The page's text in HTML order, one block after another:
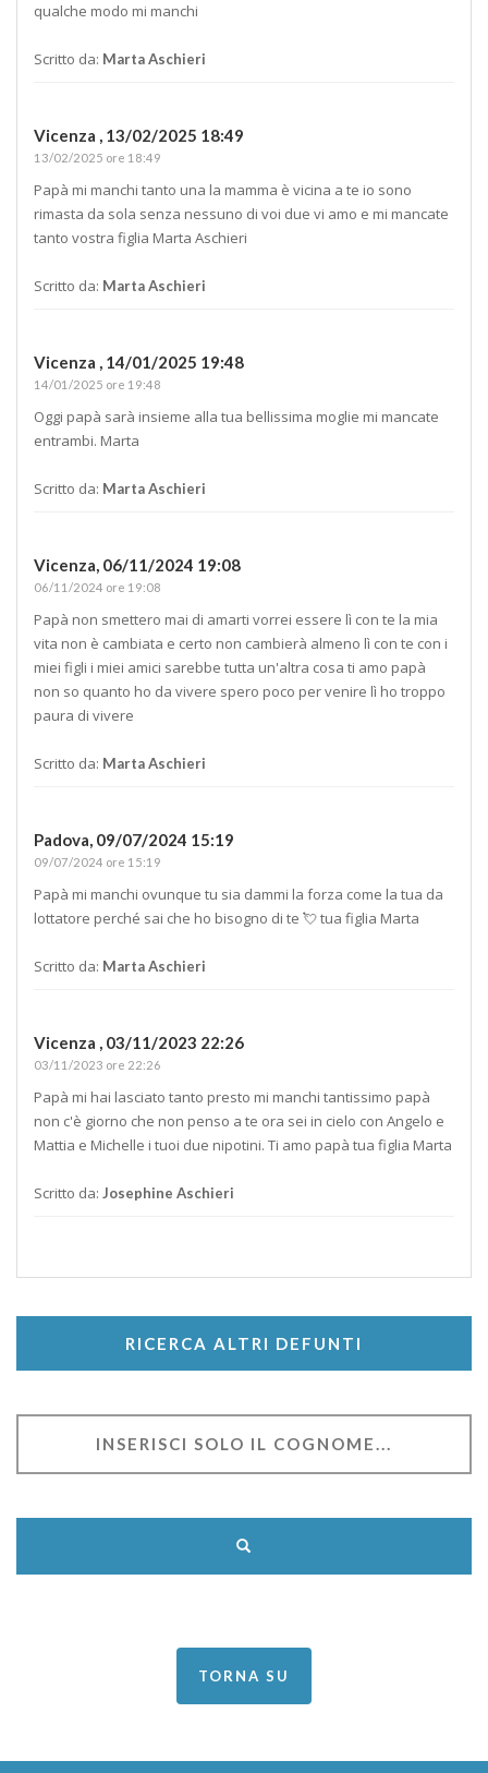
qualche modo mi manchi
Scritto da: Marta Aschieri
Vicenza , 13/02/2025 18:49
13/02/2025 ore 18:49
Papà mi manchi tanto una la mamma è vicina a te io sono
rimasta da sola senza nessuno di voi due vi amo e mi mancate
tanto vostra figlia Marta Aschieri
Scritto da: Marta Aschieri
Vicenza , 14/01/2025 19:48
14/01/2025 ore 19:48
Oggi papà sarà insieme alla tua bellissima moglie mi mancate
entrambi. Marta
Scritto da: Marta Aschieri
Vicenza, 06/11/2024 19:08
06/11/2024 ore 19:08
Papà non smettero mai di amarti vorrei essere lì con te la mia
vita non è cambiata e certo non cambierà almeno lì con te con i
miei figli i miei amici sarebbe tutta un'altra cosa ti amo papà
non so quanto ho da vivere spero poco per venire lì ho troppo
paura di vivere
Scritto da: Marta Aschieri
Padova, 09/07/2024 15:19
09/07/2024 ore 15:19
Papà mi manchi ovunque tu sia dammi la forza come la tua da
lottatore perché sai che ho bisogno di te 💘 tua figlia Marta
Scritto da: Marta Aschieri
Vicenza , 03/11/2023 22:26
03/11/2023 ore 22:26
Papà mi hai lasciato tanto presto mi manchi tantissimo papà
non c'è giorno che non penso a te ora sei in cielo con Angelo e
Mattia e Michelle i tuoi due nipotini. Ti amo papà tua figlia Marta
Scritto da: Josephine Aschieri
RICERCA ALTRI DEFUNTI
TORNA SU